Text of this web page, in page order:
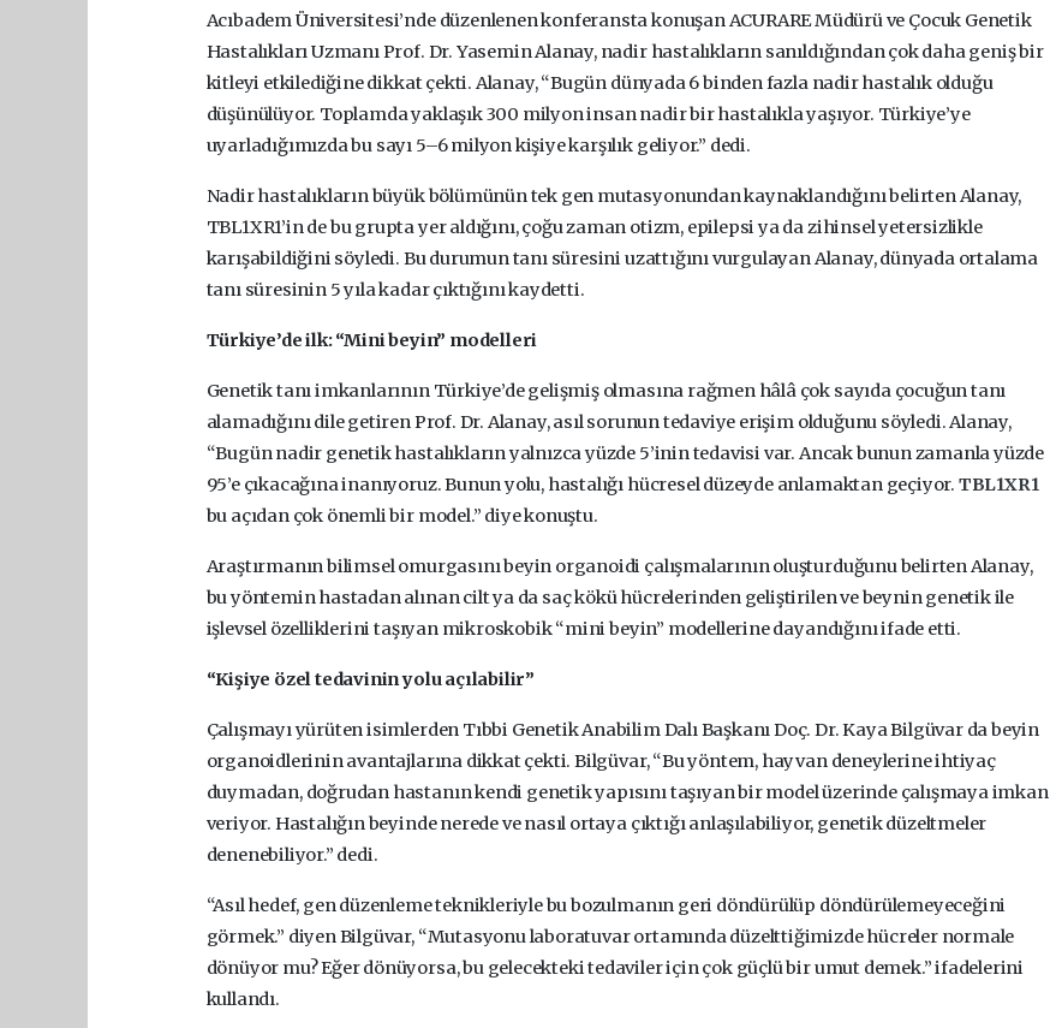
Acıbadem Üniversitesi’nde düzenlenen konferansta konuşan ACURARE Müdürü ve Çocuk Genetik
Hastalıkları Uzmanı Prof. Dr. Yasemin Alanay, nadir hastalıkların sanıldığından çok daha geniş bir
kitleyi etkilediğine dikkat çekti. Alanay, “Bugün dünyada 6 binden fazla nadir hastalık olduğu
düşünülüyor. Toplamda yaklaşık 300 milyon insan nadir bir hastalıkla yaşıyor. Türkiye’ye
uyarladığımızda bu sayı 5–6 milyon kişiye karşılık geliyor.” dedi.
Nadir hastalıkların büyük bölümünün tek gen mutasyonundan kaynaklandığını belirten Alanay,
TBL1XR1’in de bu grupta yer aldığını, çoğu zaman otizm, epilepsi ya da zihinsel yetersizlikle
karışabildiğini söyledi. Bu durumun tanı süresini uzattığını vurgulayan Alanay, dünyada ortalama
tanı süresinin 5 yıla kadar çıktığını kaydetti.
Türkiye’de ilk: “Mini beyin” modelleri
Genetik tanı imkanlarının Türkiye’de gelişmiş olmasına rağmen hâlâ çok sayıda çocuğun tanı
alamadığını dile getiren Prof. Dr. Alanay, asıl sorunun tedaviye erişim olduğunu söyledi. Alanay,
“Bugün nadir genetik hastalıkların yalnızca yüzde 5’inin tedavisi var. Ancak bunun zamanla yüzde
95’e çıkacağına inanıyoruz. Bunun yolu, hastalığı hücresel düzeyde anlamaktan geçiyor. TBL1XR1
bu açıdan çok önemli bir model.” diye konuştu.
Araştırmanın bilimsel omurgasını beyin organoidi çalışmalarının oluşturduğunu belirten Alanay,
bu yöntemin hastadan alınan cilt ya da saç kökü hücrelerinden geliştirilen ve beynin genetik ile
işlevsel özelliklerini taşıyan mikroskobik “mini beyin” modellerine dayandığını ifade etti.
“Kişiye özel tedavinin yolu açılabilir”
Çalışmayı yürüten isimlerden Tıbbi Genetik Anabilim Dalı Başkanı Doç. Dr. Kaya Bilgüvar da beyin
organoidlerinin avantajlarına dikkat çekti. Bilgüvar, “Bu yöntem, hayvan deneylerine ihtiyaç
duymadan, doğrudan hastanın kendi genetik yapısını taşıyan bir model üzerinde çalışmaya imkan
veriyor. Hastalığın beyinde nerede ve nasıl ortaya çıktığı anlaşılabiliyor, genetik düzeltmeler
denenebiliyor.” dedi.
“Asıl hedef, gen düzenleme teknikleriyle bu bozulmanın geri döndürülüp döndürülemeyeceğini
görmek.” diyen Bilgüvar, “Mutasyonu laboratuvar ortamında düzelttiğimizde hücreler normale
dönüyor mu? Eğer dönüyorsa, bu gelecekteki tedaviler için çok güçlü bir umut demek.” ifadelerini
kullandı.